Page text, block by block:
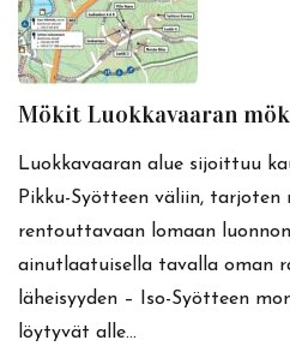
Mökit Luokkavaaran
Luokkavaaran alue sijoittuu
Pikku-Syötteen väliin, tarjoten
rentouttavaan lomaan
ainutlaatuisella tavalla oman
läheisyyden – Iso-Syötteen
löytyvät alle…